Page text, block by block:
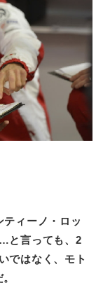
ィーノ・ロッ
と言っても、2
ではなく、モト